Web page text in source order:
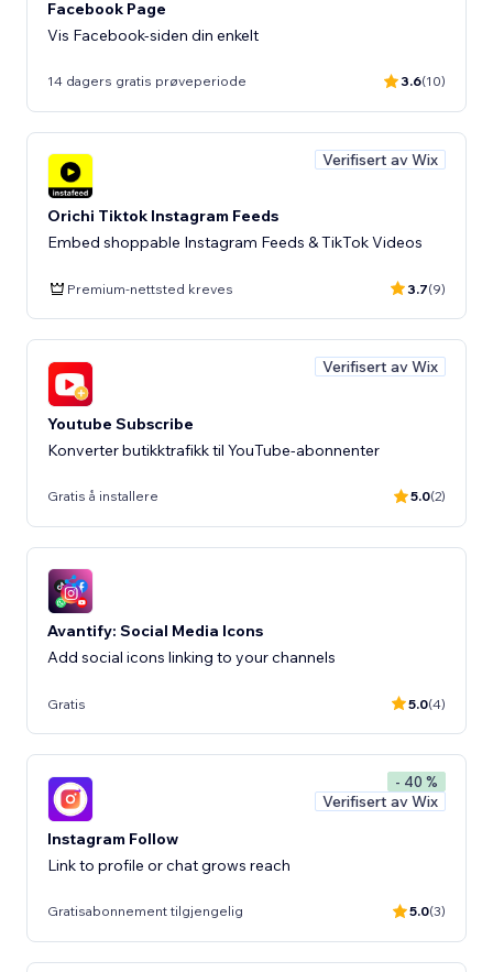
Facebook Page
Vis Facebook-siden din enkelt
14 dagers gratis prøveperiode 3.6(10)
Verifisert av Wix
Orichi Tiktok Instagram Feeds
Embed shoppable Instagram Feeds & TikTok Videos
Premium-nettsted kreves 3.7(9)
Verifisert av Wix
Youtube Subscribe
Konverter butikktrafikk til YouTube-abonnenter
Gratis å installere 5.0(2)
Avantify: Social Media Icons
Add social icons linking to your channels
Gratis 5.0(4)
- 40 %
Verifisert av Wix
Instagram Follow
Link to profile or chat grows reach
Gratisabonnement tilgjengelig 5.0(3)